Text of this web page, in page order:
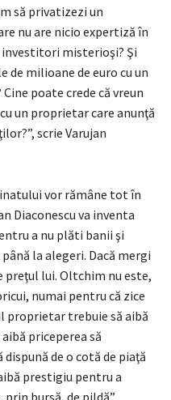
să privatizezi un
nu are nicio expertiză în
investitori misterioşi? Şi
de milioane de euro cu un
poate crede că vreun
un proprietar care anunţă
scrie Varujan
vor rămâne tot în
Diaconescu va inventa
a nu plăti banii şi
la alegeri. Dacă mergi
preţul lui. Oltchim nu este,
numai pentru că zice
proprietar trebuie să aibă
priceperea să
de o cotă de piaţă
prestigiu pentru a
bursă, de pildă”